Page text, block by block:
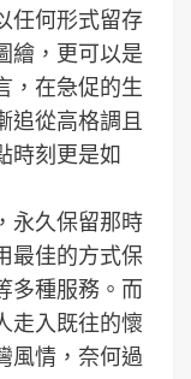
任何形式留存
繪，更可以是
，在急促的生
追從高格調且
時刻更是如
永久保留那時
最佳的方式保
多種服務。而
走入既往的懷
風情，奈何過